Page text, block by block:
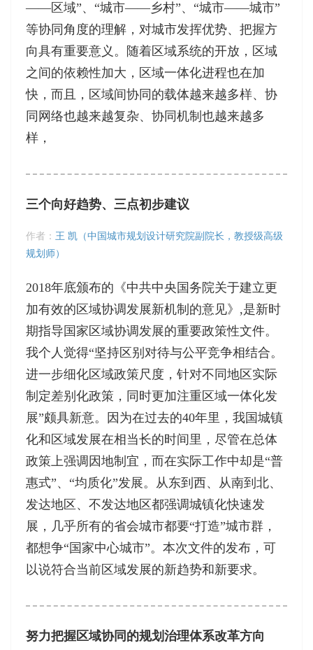
——区域”、“城市——乡村”、“城市——城市”
等协同角度的理解，对城市发挥优势、把握方
向具有重要意义。随着区域系统的开放，区域
之间的依赖性加大，区域一体化进程也在加
快，而且，区域间协同的载体越来越多样、协
同网络也越来越复杂、协同机制也越来越多
样，
三个向好趋势、三点初步建议
作者： 王 凯（中国城市规划设计研究院副院长，教授级高级
规划师）
2018年底颁布的《中共中央国务院关于建立更
加有效的区域协调发展新机制的意见》,是新时
期指导国家区域协调发展的重要政策性文件。
我个人觉得“坚持区别对待与公平竞争相结合。
进一步细化区域政策尺度，针对不同地区实际
制定差别化政策，同时更加注重区域一体化发
展”颇具新意。因为在过去的40年里，我国城镇
化和区域发展在相当长的时间里，尽管在总体
政策上强调因地制宜，而在实际工作中却是“普
惠式”、“均质化”发展。从东到西、从南到北、
发达地区、不发达地区都强调城镇化快速发
展，几乎所有的省会城市都要“打造”城市群，
都想争“国家中心城市”。本次文件的发布，可
以说符合当前区域发展的新趋势和新要求。
努力把握区域协同的规划治理体系改革方向